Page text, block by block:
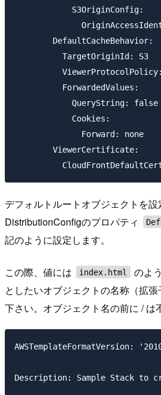
            S3OriginConfig:
        DefaultCacheBehavior:
          TargetOriginId: S3
          ForwardedValues:
            QueryString: false
            Cookies:
              Forward: none
        ViewerCertificate:
デフォルトルートオブジェクトを設
DistributionConfigのプロパティ
記のように設定します。
この際、値には index.html
のよ
としたいオブジェクトの名称（拡
下さい。オブジェクト名の前に / は
AWSTemplateFormatVersion:
Description: Sample Stack to